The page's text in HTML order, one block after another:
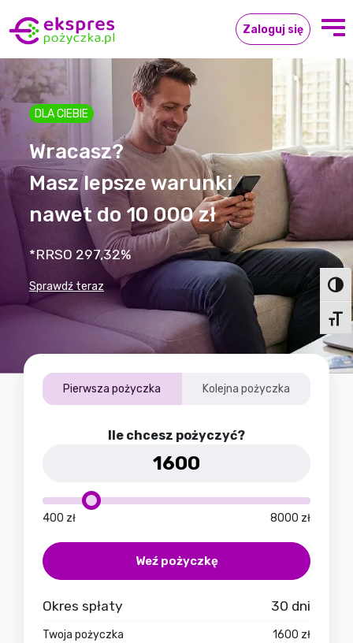
Zaloguj się
DLA CIEBIE
Wracasz?
Masz lepsze warunki
nawet do 10 000 zł
*RRSO 297,32%
Sprawdź teraz
Pierwsza pożyczka Kolejna pożyczka
Ile chcesz pożyczyć?
400 zł 8000 zł
Weź pożyczkę
Okres spłaty 30 dni
Twoja pożyczka 1600 zł